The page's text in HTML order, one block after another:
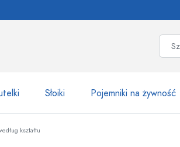
do głównej nawigacji
Słoiki Pojemniki na żywność
kształtu